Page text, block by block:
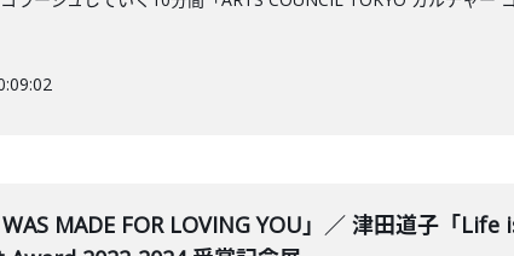
MADE FOR LOVING YOU」／ 津田道子「